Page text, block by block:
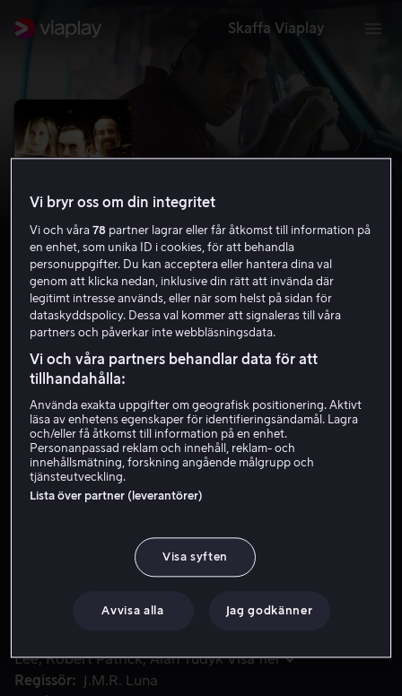
Skaffa Viaplay
Tell
5.6 Kriminaldrama Action 2014
15 år
Hyr 49 kr
rånar en bank på en miljon dollar. Dessvärre åker han
fast och hamnar i fängelse, men pengarna återfinns
bekymren ligger bakom honom.
Lee Robert Patrick Alan Tudyk Visa fler
Regissör
J.M.R. Luna
Vi bryr oss om din integritet
Vi och våra78 partner lagrar eller får åtkomst till information på
en enhet, som unika ID i cookies, för att behandla
personuppgifter. Du kan acceptera eller hantera dina val
genom att klicka nedan, inklusive din rätt att invända där
legitimt intresse används, eller när som helst på sidan för
dataskyddspolicy. Dessa val kommer att signaleras till våra
partners och påverkar inte webbläsningsdata.
Vi och våra partners behandlar data för att
tillhandahålla:
Använda exakta uppgifter om geografisk positionering. Aktivt
läsa av enhetens egenskaper för identifieringsändamål. Lagra
och/eller få åtkomst till information på en enhet.
Personanpassad reklam och innehåll, reklam- och
innehållsmätning, forskning angående målgrupp och
tjänsteutveckling.
Lista över partner (leverantörer)
Visa syften
Avvisa alla Jag godkänner